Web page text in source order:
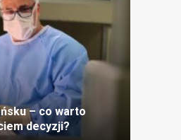
– co warto
decyzji?